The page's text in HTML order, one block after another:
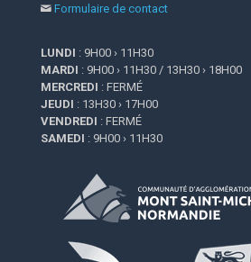
 Formulaire de contact
LUNDI : 9H00 › 11H30
MARDI : 9H00 › 11H30 / 13H30 › 18H00
MERCREDI : FERMÉ
JEUDI : 13H30 › 17H00
VENDREDI : FERMÉ
SAMEDI : 9H00 › 11H30